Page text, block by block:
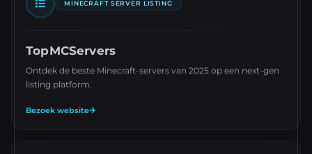
MINECRAFT SERVER LISTING
TopMCServers
Ontdek de beste Minecraft-servers van 2025 op een next-gen
listing platform.
Bezoek website